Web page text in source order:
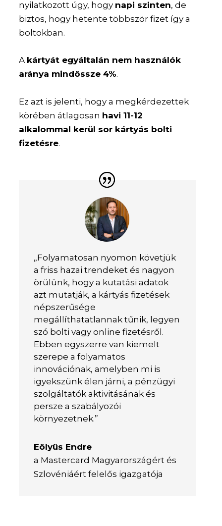
nyilatkozott úgy, hogy napi szinten, de
biztos, hogy hetente többször fizet így a
boltokban.
A kártyát egyáltalán nem használók
aránya mindössze 4%.
Ez azt is jelenti, hogy a megkérdezettek
körében átlagosan havi 11-12
alkalommal kerül sor kártyás bolti
fizetésre.
„Folyamatosan nyomon követjük
a friss hazai trendeket és nagyon
örülünk, hogy a kutatási adatok
azt mutatják, a kártyás fizetések
népszerűsége
megállíthatatlannak tűnik, legyen
szó bolti vagy online fizetésről.
Ebben egyszerre van kiemelt
szerepe a folyamatos
innovációnak, amelyben mi is
igyekszünk élen járni, a pénzügyi
szolgáltatók aktivitásának és
persze a szabályozói
környezetnek.”
Eölyüs Endre
a Mastercard Magyarországért és
Szlovéniáért felelős igazgatója